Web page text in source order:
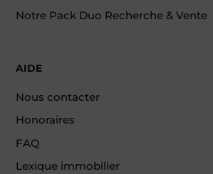
Notre Pack Duo Recherche & Vente
AIDE
Nous contacter
Honoraires
FAQ
Lexique immobilier